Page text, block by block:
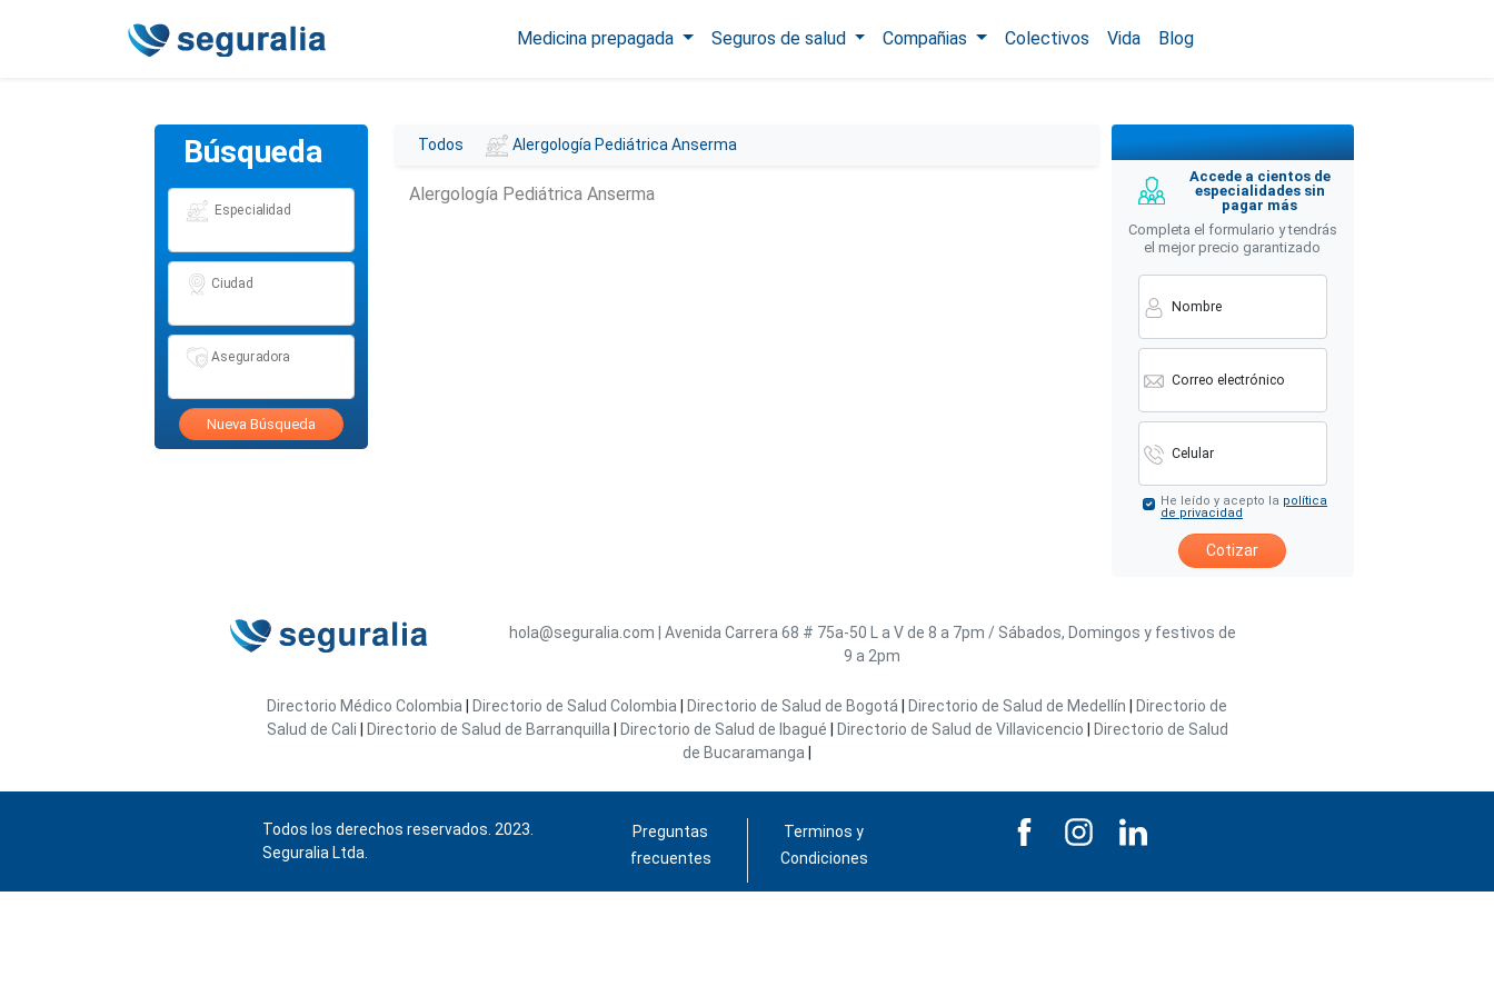
Medicina prepagada Seguros de salud Compañias Colectivos Vida Blog
Búsqueda
Especialidad
Ciudad
Aseguradora
Nueva Búsqueda
Todos Alergología Pediátrica Anserma
Alergología Pediátrica Anserma
Accede a cientos de
especialidades sin
pagar más
Completa el formulario y tendrás
el mejor precio garantizado
Nombre
Correo electrónico
Celular
He leído y acepto la política
de privacidad
Cotizar
hola@seguralia.com Avenida Carrera 68 # 75a-50
L a V de 8 a 7pm / Sábados, Domingos y festivos de
9 a 2pm
Directorio Médico Colombia Directorio de Salud Colombia Directorio de Salud de Bogotá Directorio de Salud de Medellín
Directorio de
Salud de Cali
Directorio de Salud de Barranquilla Directorio de Salud de Ibagué Directorio de Salud de Villavicencio
Directorio de Salud
de Bucaramanga
Todos los derechos reservados. 2023.
Seguralia Ltda.
Preguntas
frecuentes
Terminos y
Condiciones